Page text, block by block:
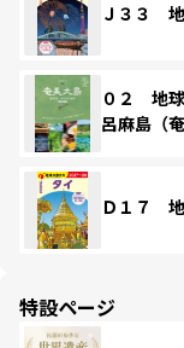
Ｊ３３
０２ 地
呂麻島（
Ｄ１７
特設ページ